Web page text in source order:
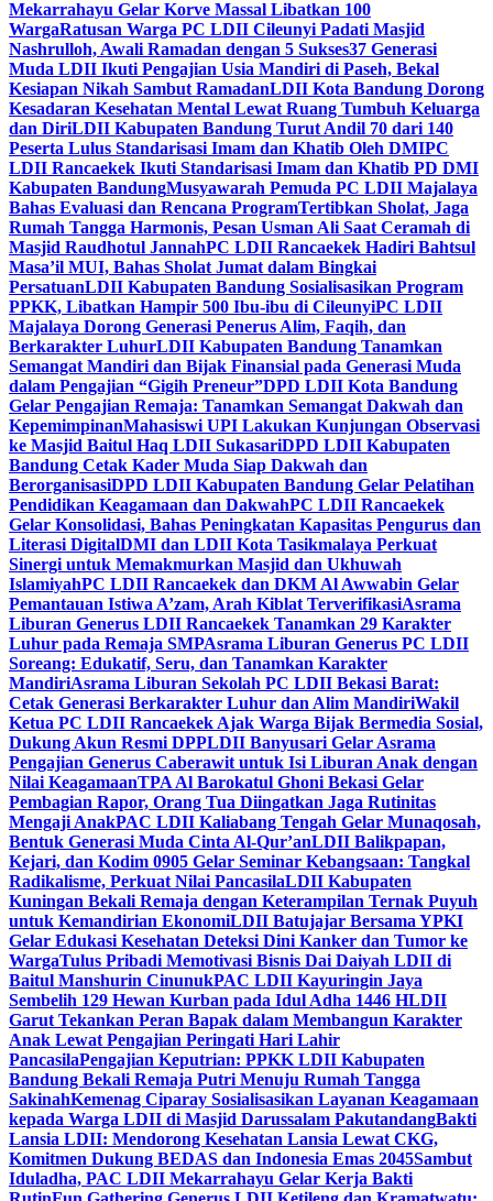
Mekarrahayu Gelar Korve Massal Libatkan 100
WargaRatusan Warga PC LDII Cileunyi Padati Masjid
Nashrulloh, Awali Ramadan dengan 5 Sukses37 Generasi
Muda LDII Ikuti Pengajian Usia Mandiri di Paseh, Bekal
Kesiapan Nikah Sambut RamadanLDII Kota Bandung Dorong
Kesadaran Kesehatan Mental Lewat Ruang Tumbuh Keluarga
dan DiriLDII Kabupaten Bandung Turut Andil 70 dari 140
Peserta Lulus Standarisasi Imam dan Khatib Oleh DMIPC
LDII Rancaekek Ikuti Standarisasi Imam dan Khatib PD DMI
Kabupaten BandungMusyawarah Pemuda PC LDII Majalaya
Bahas Evaluasi dan Rencana ProgramTertibkan Sholat, Jaga
Rumah Tangga Harmonis, Pesan Usman Ali Saat Ceramah di
Masjid Raudhotul JannahPC LDII Rancaekek Hadiri Bahtsul
Masa’il MUI, Bahas Sholat Jumat dalam Bingkai
PersatuanLDII Kabupaten Bandung Sosialisasikan Program
PPKK, Libatkan Hampir 500 Ibu-ibu di CileunyiPC LDII
Majalaya Dorong Generasi Penerus Alim, Faqih, dan
Berkarakter LuhurLDII Kabupaten Bandung Tanamkan
Semangat Mandiri dan Bijak Finansial pada Generasi Muda
dalam Pengajian “Gigih Preneur”DPD LDII Kota Bandung
Gelar Pengajian Remaja: Tanamkan Semangat Dakwah dan
KepemimpinanMahasiswi UPI Lakukan Kunjungan Observasi
ke Masjid Baitul Haq LDII SukasariDPD LDII Kabupaten
Bandung Cetak Kader Muda Siap Dakwah dan
BerorganisasiDPD LDII Kabupaten Bandung Gelar Pelatihan
Pendidikan Keagamaan dan DakwahPC LDII Rancaekek
Gelar Konsolidasi, Bahas Peningkatan Kapasitas Pengurus dan
Literasi DigitalDMI dan LDII Kota Tasikmalaya Perkuat
Sinergi untuk Memakmurkan Masjid dan Ukhuwah
IslamiyahPC LDII Rancaekek dan DKM Al Awwabin Gelar
Pemantauan Istiwa A’zam, Arah Kiblat TerverifikasiAsrama
Liburan Generus LDII Rancaekek Tanamkan 29 Karakter
Luhur pada Remaja SMPAsrama Liburan Generus PC LDII
Soreang: Edukatif, Seru, dan Tanamkan Karakter
MandiriAsrama Liburan Sekolah PC LDII Bekasi Barat:
Cetak Generasi Berkarakter Luhur dan Alim MandiriWakil
Ketua PC LDII Rancaekek Ajak Warga Bijak Bermedia Sosial,
Dukung Akun Resmi DPPLDII Banyusari Gelar Asrama
Pengajian Generus Caberawit untuk Isi Liburan Anak dengan
Nilai KeagamaanTPA Al Barokatul Ghoni Bekasi Gelar
Pembagian Rapor, Orang Tua Diingatkan Jaga Rutinitas
Mengaji AnakPAC LDII Kaliabang Tengah Gelar Munaqosah,
Bentuk Generasi Muda Cinta Al-Qur’anLDII Balikpapan,
Kejari, dan Kodim 0905 Gelar Seminar Kebangsaan: Tangkal
Radikalisme, Perkuat Nilai PancasilaLDII Kabupaten
Kuningan Bekali Remaja dengan Keterampilan Ternak Puyuh
untuk Kemandirian EkonomiLDII Batujajar Bersama YPKI
Gelar Edukasi Kesehatan Deteksi Dini Kanker dan Tumor ke
WargaTulus Pribadi Memotivasi Bisnis Dai Daiyah LDII di
Baitul Manshurin CinunukPAC LDII Kayuringin Jaya
Sembelih 129 Hewan Kurban pada Idul Adha 1446 HLDII
Garut Tekankan Peran Bapak dalam Membangun Karakter
Anak Lewat Pengajian Peringati Hari Lahir
PancasilaPengajian Keputrian: PPKK LDII Kabupaten
Bandung Bekali Remaja Putri Menuju Rumah Tangga
SakinahKemenag Ciparay Sosialisasikan Layanan Keagamaan
kepada Warga LDII di Masjid Darussalam PakutandangBakti
Lansia LDII: Mendorong Kesehatan Lansia Lewat CKG,
Komitmen Dukung BEDAS dan Indonesia Emas 2045Sambut
Iduladha, PAC LDII Mekarrahayu Gelar Kerja Bakti